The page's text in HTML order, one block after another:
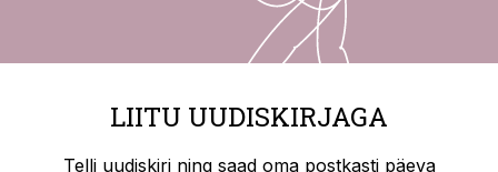
LIITU UUDISKIRJAGA
Telli uudiskiri ning saad oma postkasti päeva